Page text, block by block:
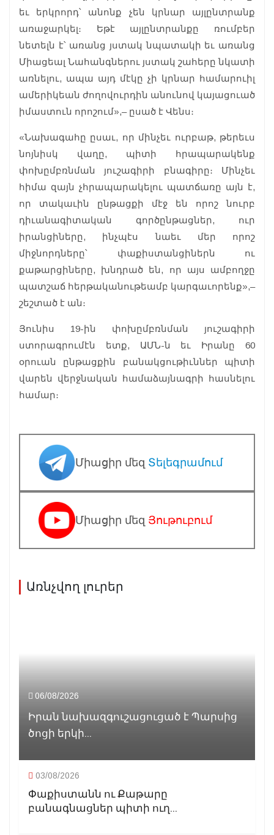
եւ երկրորդ՝ անոնք չեն կրնար այլընտրանք
առաջարկել։ Եթէ այլընտրանքը ռումբեր
նետելն է՝ առանց յստակ նպատակի եւ առանց
Միացեալ Նահանգներու յստակ շահերը նկատի
առնելու, ապա այդ մէկը չի կրնար համարուիլ
ամերիկեան ժողովուրդին անունով կայացուած
իմաստուն որոշում»,– ըսած է Վենս։
«Նախագահը ըսաւ, որ մինչեւ ուրբաթ, թերեւս
նոյնիսկ վաղը, պիտի հրապարակենք
փոխըմբռնման յուշագիրի բնագիրը։ Մինչեւ
հիմա զայն չհրապարակելու պատճառը այն է,
որ տակաւին ընթացքի մէջ են որոշ նուրբ
դիւանագիտական գործընթացներ, ուր
իրանցիները, ինչպէս նաեւ մեր որոշ
միջնորդները՝ փաքիստանցիներն ու
քաթարցիները, խնդրած են, որ այս ամբողջը
պատշաճ հերթականութեամբ կարգաւորենք»,–
շեշտած է ան։
Յունիս 19-ին փոխըմբռնման յուշագիրի
ստորագրումէն ետք, ԱՄՆ-ն եւ Իրանը 60
օրուան ընթացքին բանակցութիւններ պիտի
վարեն վերջնական համաձայնագրի հասնելու
համար։
Միացիր մեզ Տելեգրամում
Միացիր մեզ Յութուբում
Առնչվող լուրեր
06/08/2026
Իրան նախազգուշացուցած է Պարսից
ծոցի երկի...
03/08/2026
Փաքիստանն ու Քաթարը
բանագնացներ պիտի ուղ...